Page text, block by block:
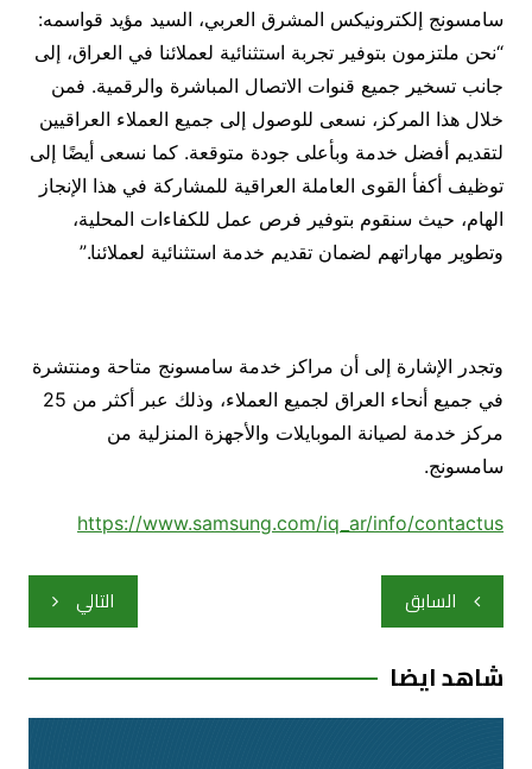
سامسونج إلكترونيكس المشرق العربي، السيد مؤيد قواسمه:
“نحن ملتزمون بتوفير تجربة استثنائية لعملائنا في العراق، إلى
جانب تسخير جميع قنوات الاتصال المباشرة والرقمية. فمن
خلال هذا المركز، نسعى للوصول إلى جميع العملاء العراقيين
لتقديم أفضل خدمة وبأعلى جودة متوقعة. كما نسعى أيضًا إلى
توظيف أكفأ القوى العاملة العراقية للمشاركة في هذا الإنجاز
الهام، حيث سنقوم بتوفير فرص عمل للكفاءات المحلية،
وتطوير مهاراتهم لضمان تقديم خدمة استثنائية لعملائنا.”
وتجدر الإشارة إلى أن مراكز خدمة سامسونج متاحة ومنتشرة
في جميع أنحاء العراق لجميع العملاء، وذلك عبر أكثر من 25
مركز خدمة لصيانة الموبايلات والأجهزة المنزلية من
سامسونج.
https://www.samsung.com/iq_ar/info/contactus
تصفّح
المقالات
السابق التالي
شاهد ايضا